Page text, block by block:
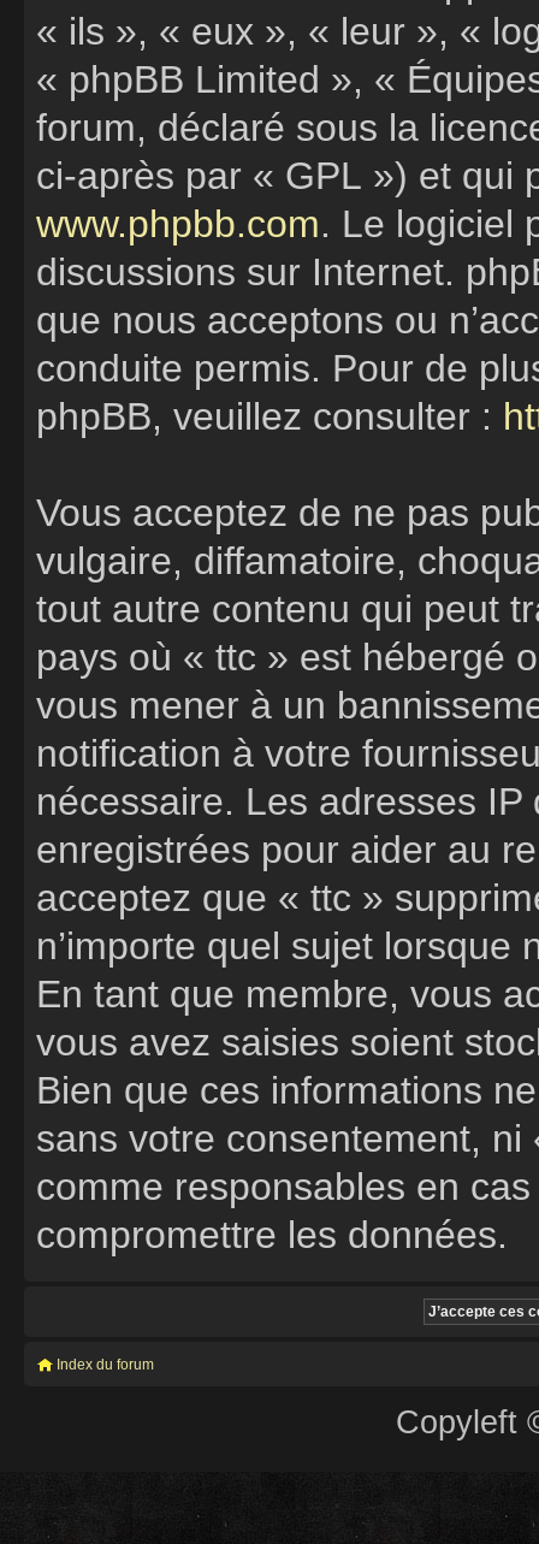
« ils », « eux », « leur », «
« phpBB Limited », «
forum, déclaré sous la
ci-après par « GPL ») et qui
www.phpbb.com. Le logiciel
discussions sur Internet.
que nous acceptons ou
conduite permis. Pour de
phpBB, veuillez consulter :
Vous acceptez de ne pas
vulgaire, diffamatoire,
tout autre contenu qui peut
pays où « ttc » est hébergé
vous mener à un
notification à votre
nécessaire. Les adresses
enregistrées pour aider au
acceptez que « ttc »
n’importe quel sujet
En tant que membre, vous
vous avez saisies soient
Bien que ces informations
sans votre consentement,
comme responsables en
compromettre les données.
Index du forum
Copyleft